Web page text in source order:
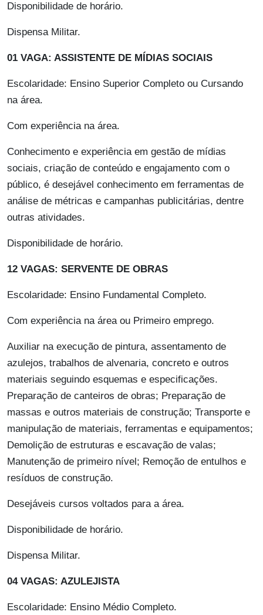
Disponibilidade de horário.
Dispensa Militar.
01 VAGA: ASSISTENTE DE MÍDIAS SOCIAIS
Escolaridade: Ensino Superior Completo ou Cursando
na área.
Com experiência na área.
Conhecimento e experiência em gestão de mídias
sociais, criação de conteúdo e engajamento com o
público, é desejável conhecimento em ferramentas de
análise de métricas e campanhas publicitárias, dentre
outras atividades.
Disponibilidade de horário.
12 VAGAS: SERVENTE DE OBRAS
Escolaridade: Ensino Fundamental Completo.
Com experiência na área ou Primeiro emprego.
Auxiliar na execução de pintura, assentamento de
azulejos, trabalhos de alvenaria, concreto e outros
materiais seguindo esquemas e especificações.
Preparação de canteiros de obras; Preparação de
massas e outros materiais de construção; Transporte e
manipulação de materiais, ferramentas e equipamentos;
Demolição de estruturas e escavação de valas;
Manutenção de primeiro nível; Remoção de entulhos e
resíduos de construção.
Desejáveis cursos voltados para a área.
Disponibilidade de horário.
Dispensa Militar.
04 VAGAS: AZULEJISTA
Escolaridade: Ensino Médio Completo.